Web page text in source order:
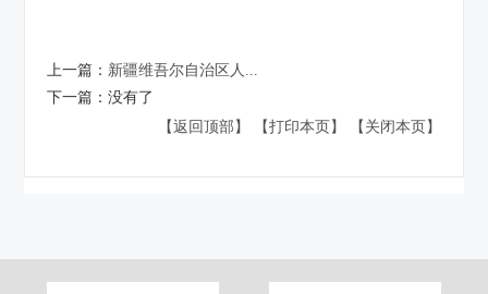
上一篇： 新疆维吾尔自治区人...
下一篇：没有了
【返回顶部】
【打印本页】 【关闭本页】